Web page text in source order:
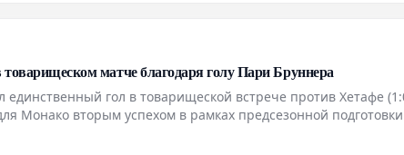
матче благодаря голу Пари Бруннера
гол в товарищеской встрече против Хетафе
Монако вторым успехом в рамках предсезонной
минуте матча не повлияло на итоговый результат.